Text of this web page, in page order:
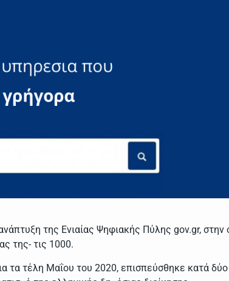
της Ενιαίας Ψηφιακής Πύλης gov.gr,
της- τις 1000.
τα τέλη Μαΐου του 2020, επισπεύσθηκε κατά